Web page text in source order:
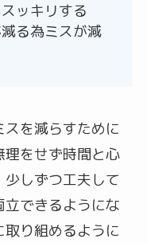
ッキリする
る為ミスが減
を減らすために
理をせず時間と心
しずつ工夫して
立できるようにな
り組めるように